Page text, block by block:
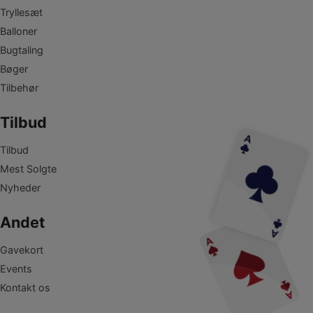
Tryllesæt
Balloner
Bugtaling
Bøger
Tilbehør
Tilbud
Tilbud
Mest Solgte
Nyheder
Andet
Gavekort
Events
Kontakt os